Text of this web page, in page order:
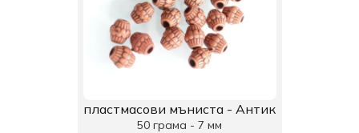
пластмасови мъниста - Антик
50 грама - 7 мм